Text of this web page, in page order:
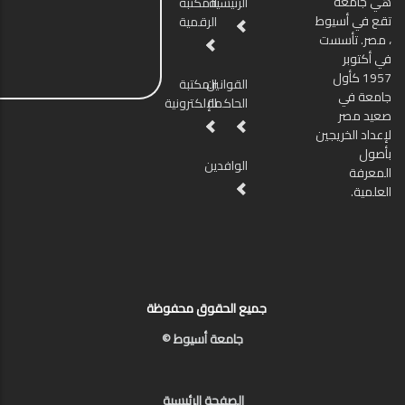
تقع في أسيوط
، مصر. تأسست
في أكتوبر
1957 كأول
جامعة في
صعيد مصر
لإعداد الخريجين
بأصول
المعرفة
العلمية.
الرقمية
القوانين
الحاكمة
المكتبة
الإلكترونية
الوافدين
جميع الحقوق محفوظة
جامعة أسيوط ©
الصفحة الرئيسية